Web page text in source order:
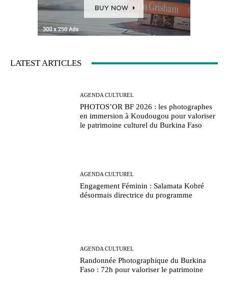
LATEST ARTICLES
AGENDA CULTUREL
PHOTOS’OR BF 2026 : les photographes
en immersion à Koudougou pour valoriser
le patrimoine culturel du Burkina Faso
AGENDA CULTUREL
Engagement Féminin : Salamata Kobré
désormais directrice du programme
AGENDA CULTUREL
Randonnée Photographique du Burkina
Faso : 72h pour valoriser le patrimoine